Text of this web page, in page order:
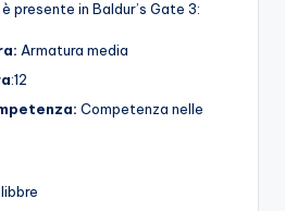
presente in Baldur’s Gate 3:
Armatura media
:12
Competenza nelle